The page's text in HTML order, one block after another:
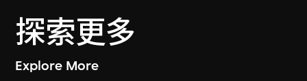
探索更多
Explore More